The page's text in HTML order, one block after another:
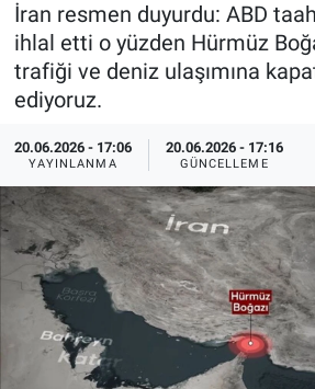
İran resmen duyurdu: ABD
ihlal etti o yüzden Hürmüz
trafiği ve deniz ulaşımına
ediyoruz.
20.06.2026 - 17:06
YAYINLANMA
20.06.2026 - 17:16
GÜNCELLEME
Trend
Özel Haberler
Yazarlar
Ekonomi
Dünya
Medya
Özel Haberler
Kadın
Erişim Bilgileri
Sağlık
Son Dakika Haberleri
Haber Arşivi